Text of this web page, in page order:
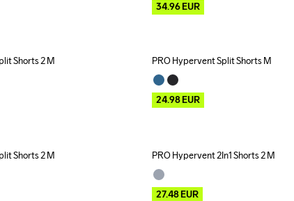
34.96EUR
Shorts 2 M Outlet
PRO Hypervent Split Shorts M
24.98EUR
Shorts 2 M Outlet
PRO Hypervent 2In1 Shorts 2 M
27.48EUR